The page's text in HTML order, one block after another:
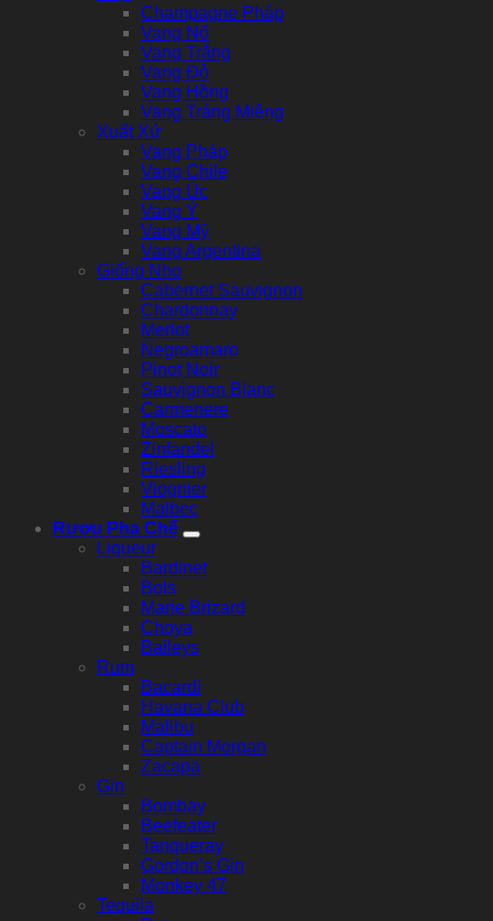
Champagne Pháp
Vang Nổ
Vang Trắng
Vang Đỏ
Vang Hồng
Vang Tráng Miệng
Xuất Xứ
Vang Pháp
Vang Chile
Vang Úc
Vang Ý
Vang Mỹ
Vang Argentina
Giống Nho
Cabernet Sauvignon
Chardonnay
Merlot
Negroamaro
Pinot Noir
Sauvignon Blanc
Carmenere
Moscato
Zinfandel
Riesling
Viognier
Malbec
Rượu Pha Chế
Liqueur
Bardinet
Bols
Marie Brizard
Choya
Baileys
Rum
Bacardi
Havana Club
Malibu
Captain Morgan
Zacapa
Gin
Bombay
Beefeater
Tanqueray
Gordon’s Gin
Monkey 47
Tequila